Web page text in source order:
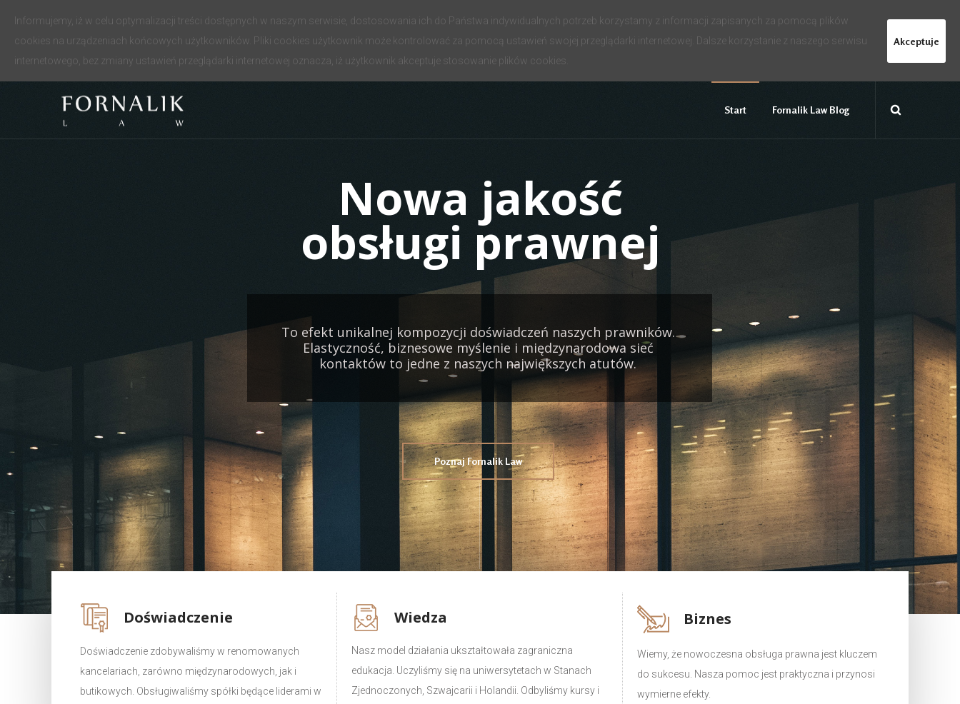
Start Fornalik Law ​Blog
Nowa jakość
obsługi prawnej
Poznaj Fornalik Law
To efekt unikalnej kompozycji doświadczeń naszych prawników.
Elastyczność, biznesowe myślenie i międzynarodowa sieć
kontaktów to jedne z naszych największych atutów.
Doświadczenie
Doświadczenie zdobywaliśmy w renomowanych
kancelariach, zarówno międzynarodowych, jak i
butikowych. Obsługiwaliśmy spółki będące liderami w
Wiedza
Nasz model działania ukształtowała zagraniczna
edukacja. Uczyliśmy się na uniwersytetach w Stanach
Zjednoczonych, Szwajcarii i Holandii. Odbyliśmy kursy i
Biznes
Wiemy, że nowoczesna obsługa prawna jest kluczem
do sukcesu. Nasza pomoc jest praktyczna i przynosi
wymierne efekty.
Informujemy, iż w celu optymalizacji treści dostępnych w naszym serwisie, dostosowania ich do Państwa indywidualnych potrzeb korzystamy z informacji zapisanych za pomocą plików
cookies na urządzeniach końcowych użytkowników. Pliki cookies użytkownik może kontrolować za pomocą ustawień swojej przeglądarki internetowej. Dalsze korzystanie z naszego serwisu
internetowego, bez zmiany ustawień przeglądarki internetowej oznacza, iż użytkownik akceptuje stosowanie plików cookies.
Akceptuje